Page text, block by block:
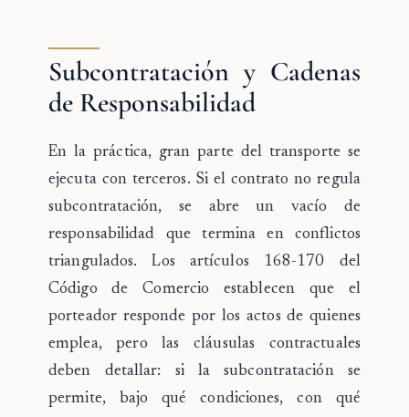
Subcontratación y Cadenas
de Responsabilidad
En la práctica, gran parte del transporte se
ejecuta con terceros. Si el contrato no regula
subcontratación, se abre un vacío de
responsabilidad que termina en conflictos
triangulados. Los artículos 168-170 del
Código de Comercio establecen que el
porteador responde por los actos de quienes
emplea, pero las cláusulas contractuales
deben detallar: si la subcontratación se
permite, bajo qué condiciones, con qué